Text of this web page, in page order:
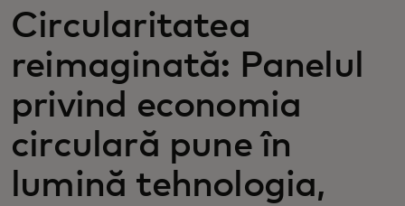
Pentru inovatori
Știri și tendințe
Circularitatea
reimaginată: Panelul
privind economia
circulară pune în
lumină tehnologia,